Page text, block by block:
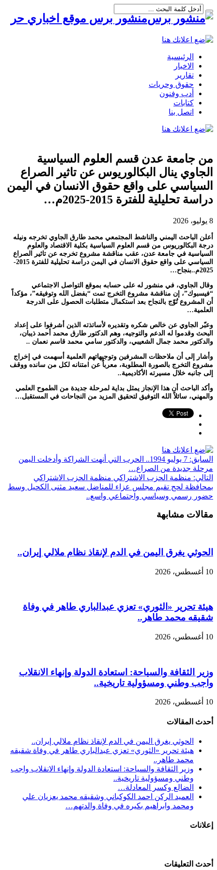
منشور برس موقع اخباري حر
الرئيسية
الاخبار
تقارير
حقوق وحريات
أدب وفنون
كتابات
اتصل بنا
من جامعة عدن قسم العلوم السياسية
الجاوي ينال البكالوريوس عن تاثير الصراع
السياسي على واقع حقوق الانسان في اليمن
دراسة تحليلية للفترة 2015-2025م…
8 يوليو، 2026
أعلن الباحث اليمني والناشط المجتمعي محمد طارق الجاوي تخرجه ونيله
درجة البكالوريوس من قسم العلوم السياسية بكلية الاقتصاد والعلوم
السياسية في جامعة عدن، عقب مناقشة مشروع تخرجه عن تاثير الصراع
السياسي على واقع حقوق الانسان في اليمن دراسة تحليلية للفترة 2015-
2025م..بنجاح…
وقال الجاوي، في منشور له على حسابه بموقع التواصل الاجتماعي
“فيسبوك”، إن مناقشة مشروع التخرج تمت “بفضل الله وتوفيقه”، مؤكداً
أن المشروع تُوّج بالنجاح بعد استكمال متطلبات الحصول على الدرجة
العلمية…
وعبّر الجاوي عن خالص شكره وتقديره لأساتذته الذين أشرفوا على إعداد
البحث وقدموا له الدعم والتوجيه، وهم الدكتور طارق محمد أحمد ذيبان،
والدكتور محمد جمال الشعيبي، والدكتور سامي محمد قاسم نعمان ..
وأشار إلى أن ملاحظات المشرفين وتوجيهاتهم العلمية أسهمت في إخراج
مشروع التخرج بالصورة المطلوبة، معرباً عن امتنانه لكل من سانده ووقف
إلى جانبه خلال مسيرته الأكاديمية..
وأكد الباحث أن هذا الإنجاز يمثل بداية لمرحلة جديدة من الطموح العلمي
والمهني، سائلاً الله التوفيق لتحقيق المزيد من النجاحات في المستقبل…
السابق:
7 يوليو 1994.. الحرب التي أنهت الشراكة وأدخلت اليمن
مرحلة جديدة من الصراع…
التالي: منظمة الحزب الاشتراكي منظمة الحزب الاشتراكي
بمحافظة لحج تقيم مجلس عزاء للمناضل سعيد مثنى الكحيل وسط
حضور رسمي وسياسي واجتماعي واسع..
مقالات مشابهة
الحوثي يغرق اليمن في الدم لإنقاذ نظام ملالي إيران..
10 أغسطس، 2026
هيئة تحرير «الثوري» تعزي عبدالباري طاهر في وفاة
شقيقه محمد طاهر..
10 أغسطس، 2026
وزير الثقافة والسياحة: استعادة الدولة وإنهاء الانقلاب
واجب وطني ومسؤولية تاريخية..
10 أغسطس، 2026
أحدث المقالات
الحوثي يغرق اليمن في الدم لإنقاذ نظام ملالي إيران..
هيئة تحرير «الثوري» تعزي عبدالباري طاهر في وفاة شقيقه
محمد طاهر..
وزير الثقافة والسياحة: استعادة الدولة وإنهاء الانقلاب واجب
وطني ومسؤولية تاريخية..
الضالع وكسر المعادلة…
العميد الركن احمد الكوكباني وشقيقه محمد يعزيان علي
ومحمد وابراهيم بكيره في وفاة والدتهم…
إعلانات
أحدث التعليقات